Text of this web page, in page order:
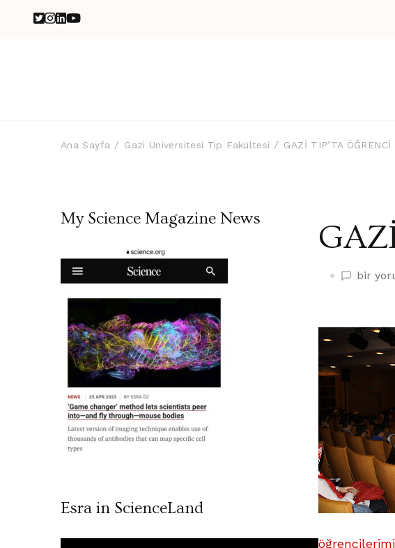
Ana Sayfa Gazi Üniversitesi Tıp Fakültesi GAZİ TIP’TA ÖĞRENCİ
GAZİ
bir
My Science Magazine News
Esra in ScienceLand